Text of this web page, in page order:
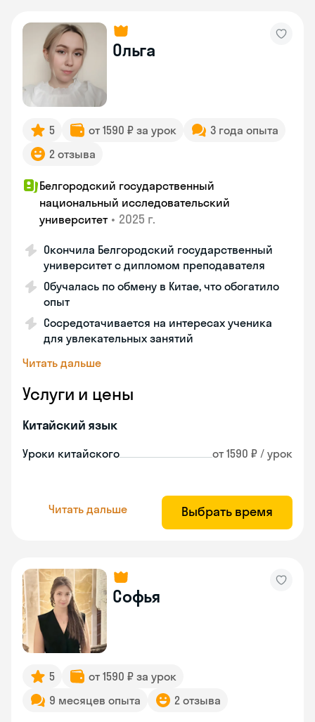
Ольга
5 от 1590 ₽ за урок
3 года опыта
2 отзыва
Белгородский государственный
национальный исследовательский
университет • 2025 г.
Окончила Белгородский государственный
университет с дипломом преподавателя
Обучалась по обмену в Китае, что обогатило
опыт
Сосредотачивается на интересах ученика
для увлекательных занятий
Читать дальше
Услуги и цены
Китайский язык
Уроки китайского от 1590 ₽ / урок
Читать дальше Выбрать время
Софья
5
от 1590 ₽ за урок
9 месяцев опыта
2 отзыва